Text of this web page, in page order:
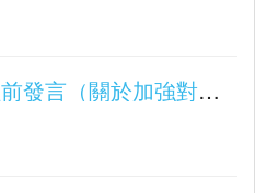
2024.11.21議程前發言（關於加強對中小企的支援）